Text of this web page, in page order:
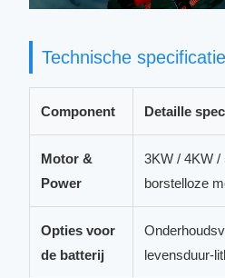
Technische
Component Detaille
Motor &
Power
3KW / 4KW /
borstelloze
Opties voor
de batterij
levensduur-